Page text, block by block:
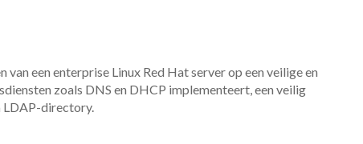
een enterprise Linux Red Hat server op een veilige en
zoals DNS en DHCP implementeert, een veilig
LDAP-directory.